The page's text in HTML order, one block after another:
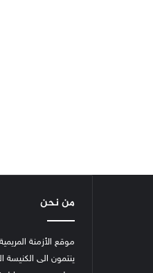
من نحن
موقع الأزمنة
ينتمون الى الكنيسة